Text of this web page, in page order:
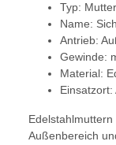
Typ:
Name:
Antrieb:
Gewinde:
Material:
Außenbereich